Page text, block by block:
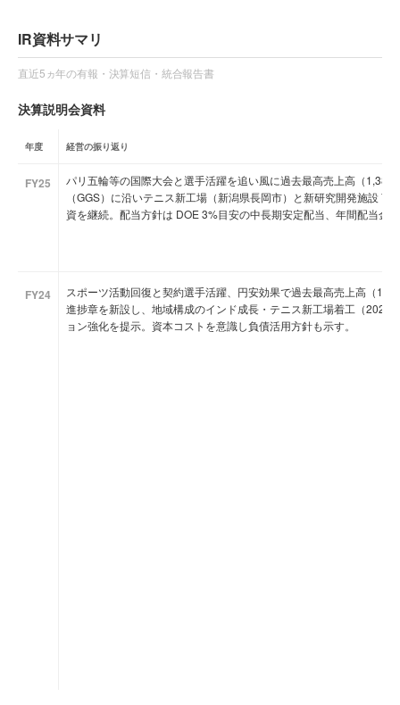
IR資料サマリ
直近5ヵ年の有報・決算短信・統合報告書
決算説明会資料
年度 経営の振り返り
FY25
パリ五輪等の国際大会と選手活躍を追い風に過去最高売上高（
（GGS）に沿いテニス新工場（新潟県長岡市）と新研究開発施設
資を継続。配当方針は DOE 3%目安の中長期安定配当、年間配当金
FY24
スポーツ活動回復と契約選手活躍、円安効果で過去最高売上高（
進捗章を新設し、地域構成のインド成長・テニス新工場着工（2025
ョン強化を提示。資本コストを意識し負債活用方針も示す。